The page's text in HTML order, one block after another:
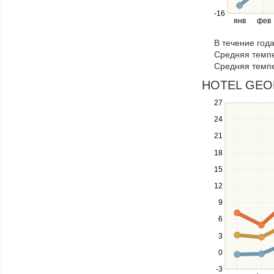
янв фев
-16
right
navigate
through
items
in
a
series.
В течение
Средняя
Средняя
HOTEL
-3
0
3
6
9
12
15
18
21
24
27
Use
the
and
down
to
navigate
series.
Use
the
and
right